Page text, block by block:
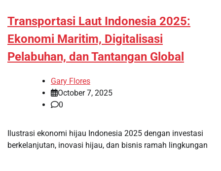
Transportasi Laut Indonesia 2025:
Ekonomi Maritim, Digitalisasi
Pelabuhan, dan Tantangan Global
Gary Flores
October 7, 2025
0
Ilustrasi ekonomi hijau Indonesia 2025 dengan investasi
berkelanjutan, inovasi hijau, dan bisnis ramah lingkungan